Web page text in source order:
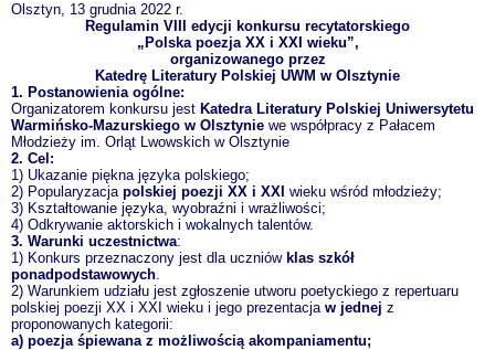
Olsztyn, 13 grudnia 2022 r.
Regulamin VIII edycji konkursu recytatorskiego
„Polska poezja XX i XXI wieku”,
organizowanego przez
Katedrę Literatury Polskiej UWM w Olsztynie
1. Postanowienia ogólne:
Organizatorem konkursu jest Katedra Literatury Polskiej Uniwersytetu
Warmińsko-Mazurskiego w Olsztynie we współpracy z Pałacem
Młodzieży im. Orląt Lwowskich w Olsztynie
2. Cel:
1) Ukazanie piękna języka polskiego;
2) Popularyzacja polskiej poezji XX i XXI wieku wśród młodzieży;
3) Kształtowanie języka, wyobraźni i wrażliwości;
4) Odkrywanie aktorskich i wokalnych talentów.
3. Warunki uczestnictwa:
1) Konkurs przeznaczony jest dla uczniów klas szkół
ponadpodstawowych.
2) Warunkiem udziału jest zgłoszenie utworu poetyckiego z repertuaru
polskiej poezji XX i XXI wieku i jego prezentacja w jednej z
proponowanych kategorii:
a) poezja śpiewana z możliwością akompaniamentu;